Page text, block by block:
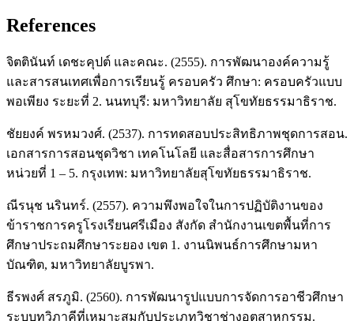
References
จิตตินันท์ เดชะคุปต์ และคณะ. (2555). การพัฒนาองค์ความรู้
และสารสนเทศเพื่อการเรียนรู้ ครอบครัว ศึกษา: ครอบครัวแบบ
พอเพียง ระยะที่ 2. นนทบุรี: มหาวิทยาลัย สุโขทัยธรรมาธิราช.
ชัยยงค์ พรหมวงศ์. (2537). การทดสอบประสิทธิภาพชุดการสอน.
เอกสารการสอนชุดวิชา เทคโนโลยี และสื่อสารการศึกษา
หน่วยที่ 1 – 5. กรุงเทพ: มหาวิทยาลัยสุโขทัยธรรมาธิราช.
ณีรนุช นรินทร์. (2557). ความพึงพอใจในการปฏิบัติงานของ
ข้าราชการครูโรงเรียนศรีเมือง สังกัด สำนักงานเขตพื้นที่การ
ศึกษาประถมศึกษาระยอง เขต 1. งานนิพนธ์การศึกษามหา
บัณฑิต, มหาวิทยาลัยบูรพา.
ธีรพงศ์ สรภูมิ. (2560). การพัฒนารูปแบบการจัดการอาชีวศึกษา
ระบบทวิภาคีที่เหมาะสมกับประเภทวิชาช่างอุตสาหกรรม.